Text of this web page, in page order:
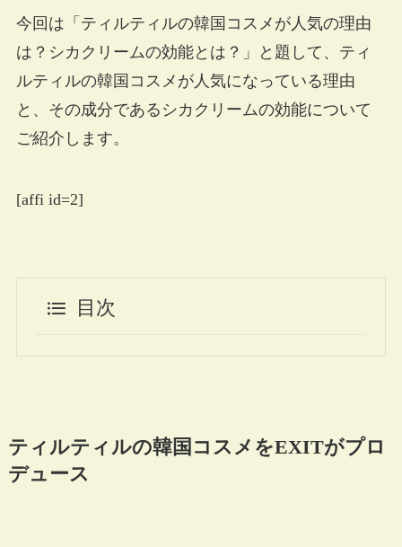
今回は「ティルティルの韓国コスメが人気の理由
は？シカクリームの効能とは？」と題して、ティ
ルティルの韓国コスメが人気になっている理由
と、その成分であるシカクリームの効能について
ご紹介します。
[affi id=2]
目次
ティルティルの韓国コスメをEXITがプロ
デュース